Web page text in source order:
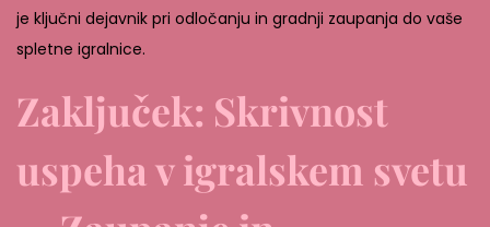
je ključni dejavnik pri odločanju in gradnji zaupanja do vaše
spletne igralnice.
Zaključek: Skrivnost
uspeha v igralskem svetu